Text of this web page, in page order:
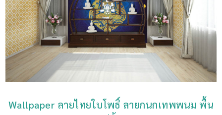
Wallpaper ลายไทยใบโพธิ์ ลายกนกเทพพนม พื้น